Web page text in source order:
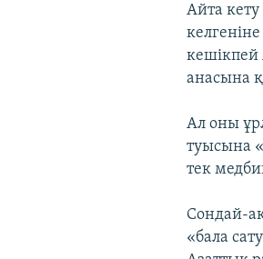
Айта
кешікпей
анасына
Ал оны
туысына
тек
Сондай-
«бала